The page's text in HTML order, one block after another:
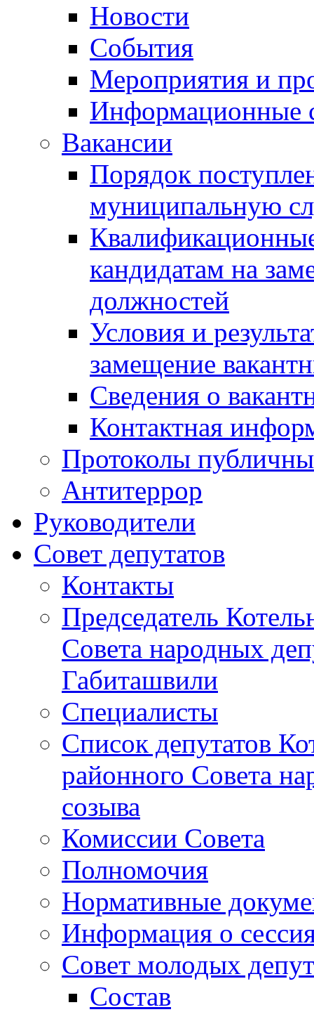
Новости
События
Мероприятия и
Информационные
Вакансии
Порядок
муниципальную
кандидатам на
должностей
Условия и
замещение
Сведения о
Контактная
Протоколы
Антитеррор
Руководители
Совет депутатов
Контакты
Председатель
Совета народных
Габиташвили
Специалисты
Список депутатов
районного Совета
созыва
Комиссии Совета
Полномочия
Нормативные
Информация о
Совет молодых
Состав